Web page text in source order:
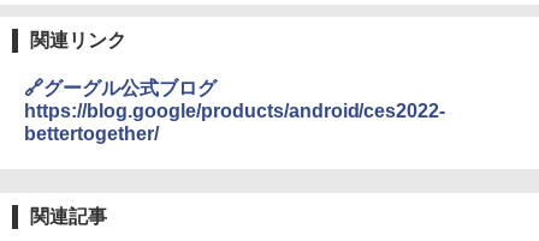
関連リンク
🔗グーグル公式ブログ
https://blog.google/products/android/ces2022-
bettertogether/
関連記事